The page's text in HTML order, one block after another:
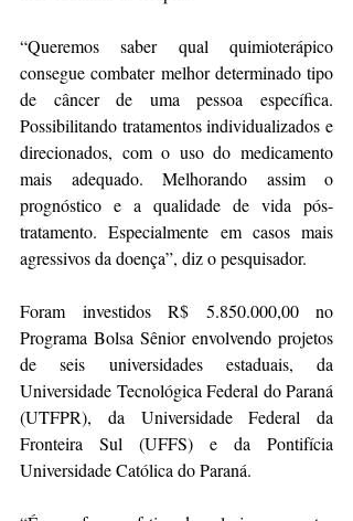
“Queremos saber qual quimioterápico
consegue combater melhor determinado tipo
de câncer de uma pessoa específica.
Possibilitando tratamentos individualizados e
direcionados, com o uso do medicamento
mais adequado. Melhorando assim o
prognóstico e a qualidade de vida pós-
tratamento. Especialmente em casos mais
agressivos da doença”, diz o pesquisador.
Foram investidos R$ 5.850.000,00 no
Programa Bolsa Sênior envolvendo projetos
de seis universidades estaduais, da
Universidade Tecnológica Federal do Paraná
(UTFPR), da Universidade Federal da
Fronteira Sul (UFFS) e da Pontifícia
Universidade Católica do Paraná.